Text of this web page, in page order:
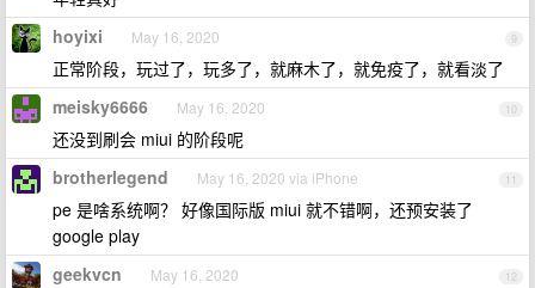
9
hoyixi May 16, 2020
正常阶段，玩过了，玩多了，就麻木了，就免疫了，就看淡了
10
meisky6666 May 16, 2020
还没到刷会 miui 的阶段呢
11
brotherlegend May 16, 2020 via iPhone
pe 是啥系统啊？ 好像国际版 miui 就不错啊，还预安装了
google play
12
geekvcn May 16, 2020